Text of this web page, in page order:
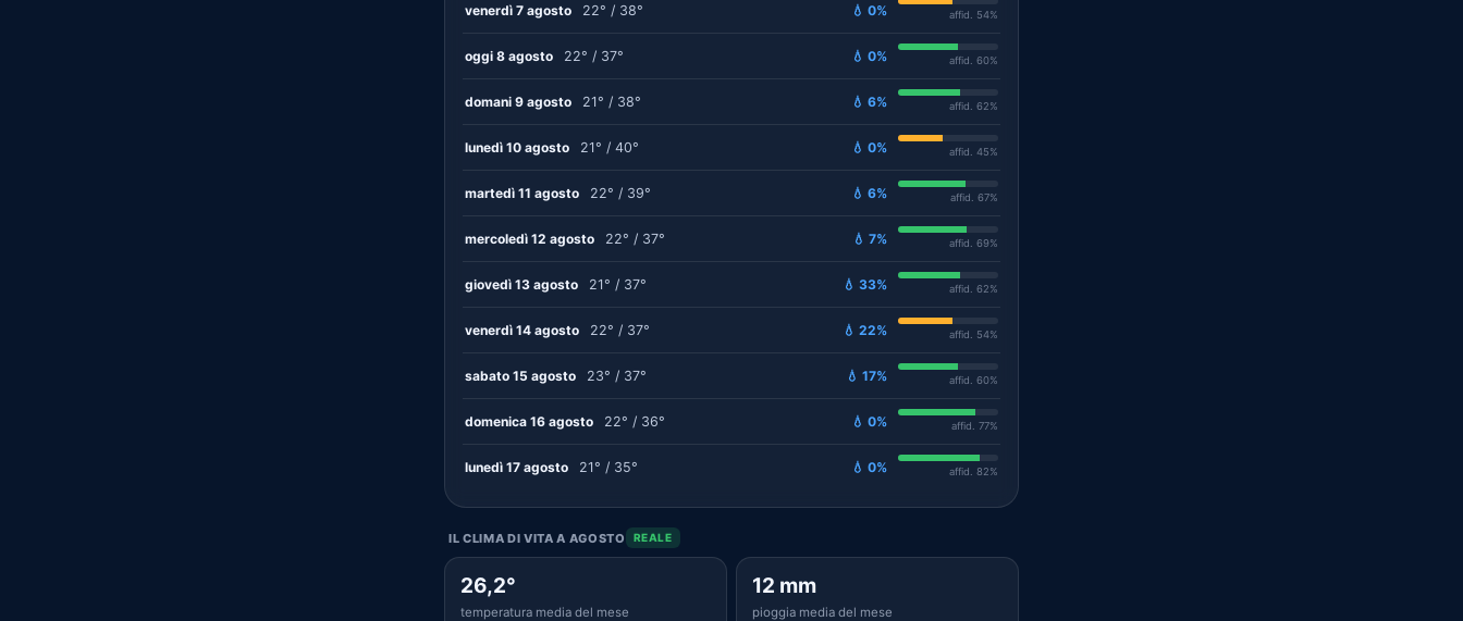
venerdì 7 agosto 22° / 38° 💧 0% affid. 54%
oggi 8 agosto 22° / 37° 💧 0% affid. 60%
domani 9 agosto 21° / 38° 💧 6% affid. 62%
lunedì 10 agosto 21° / 40° 💧 0% affid. 45%
martedì 11 agosto 22° / 39° 💧 6% affid. 67%
mercoledì 12 agosto 22° / 37° 💧 7% affid. 69%
giovedì 13 agosto 21° / 37° 💧 33% affid. 62%
venerdì 14 agosto 22° / 37° 💧 22% affid. 54%
sabato 15 agosto 23° / 37° 💧 17% affid. 60%
domenica 16 agosto 22° / 36° 💧 0% affid. 77%
lunedì 17 agosto 21° / 35° 💧 0% affid. 82%
IL CLIMA DI VITA A AGOSTO REALE
26,2°
temperatura media del mese
12 mm
pioggia media del mese